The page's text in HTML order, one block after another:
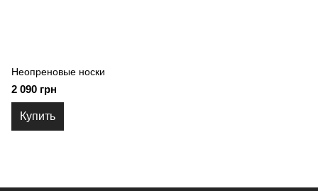
Неопреновые носки
2 090 грн
Купить